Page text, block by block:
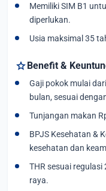
Memiliki SIM B1
diperlukan.
Usia maksimal 35
starBenefit &
Gaji pokok mulai
bulan, sesuai
Tunjangan makan
BPJS Kesehatan &
kesehatan dan
THR sesuai
raya.